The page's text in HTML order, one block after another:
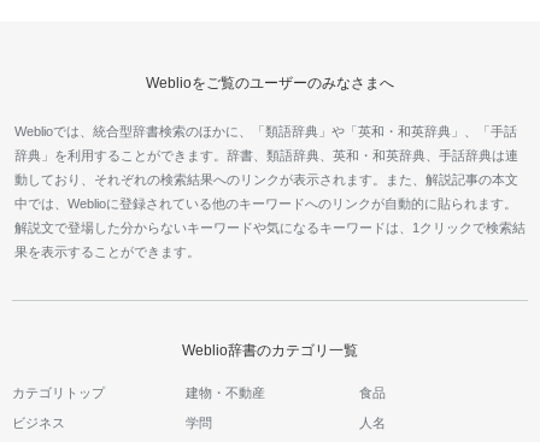
Weblioをご覧のユーザーのみなさまへ
Weblioでは、統合型辞書検索のほかに、「類語辞典」や「英和・和英辞典」、「手話
辞典」を利用することができます。辞書、類語辞典、英和・和英辞典、手話辞典は連
動しており、それぞれの検索結果へのリンクが表示されます。また、解説記事の本文
中では、Weblioに登録されている他のキーワードへのリンクが自動的に貼られます。
解説文で登場した分からないキーワードや気になるキーワードは、1クリックで検索結
果を表示することができます。
Weblio辞書のカテゴリ一覧
カテゴリトップ 建物・不動産 食品
ビジネス 学問 人名